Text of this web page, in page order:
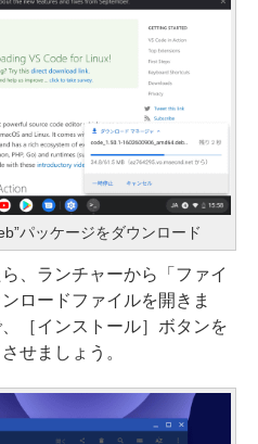
パッケージをダウンロード
、ランチャーから「ファイ
ロードファイルを開きま
［インストール］ボタンを
せましょう。